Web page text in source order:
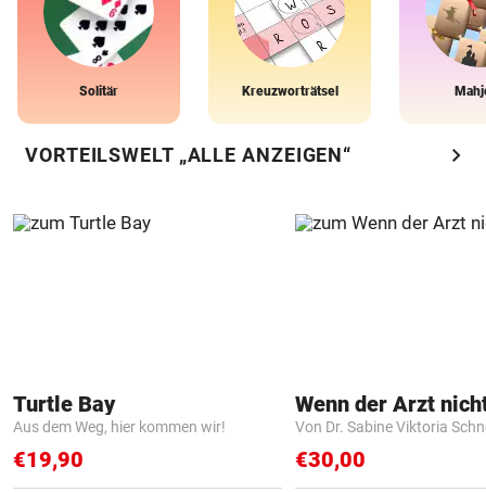
Solitär Kreuzworträtsel
VORTEILSWELT „ALLE ANZEIGEN“ chevron_right
Turtle Bay
Aus dem Weg, hier kommen wir!
€19,90
Von Dr. Sabine Viktoria
€30,00